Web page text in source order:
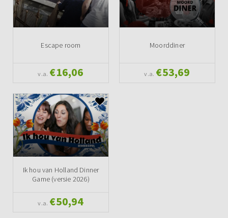
Escape room
v.a. €16,06
Moorddiner
v.a. €53,69
Ik hou van Holland Dinner
Game (versie 2026)
v.a. €50,94